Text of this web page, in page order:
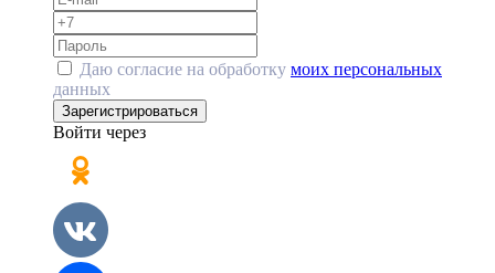
Даю согласие на обработку моих персональных
данных
Зарегистрироваться
Войти через